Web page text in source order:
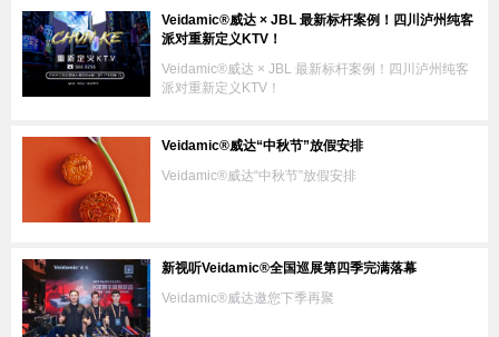
Veidamic®威达 × JBL 最新标杆案例！四川泸州纯客
派对重新定义KTV！
Veidamic®威达 × JBL 最新标杆案例！四川泸州纯客
派对重新定义KTV！
Veidamic®威达“中秋节”放假安排
Veidamic®威达“中秋节”放假安排
新视听Veidamic®全国巡展第四季完满落幕
Veidamic®威达邀您下季再聚